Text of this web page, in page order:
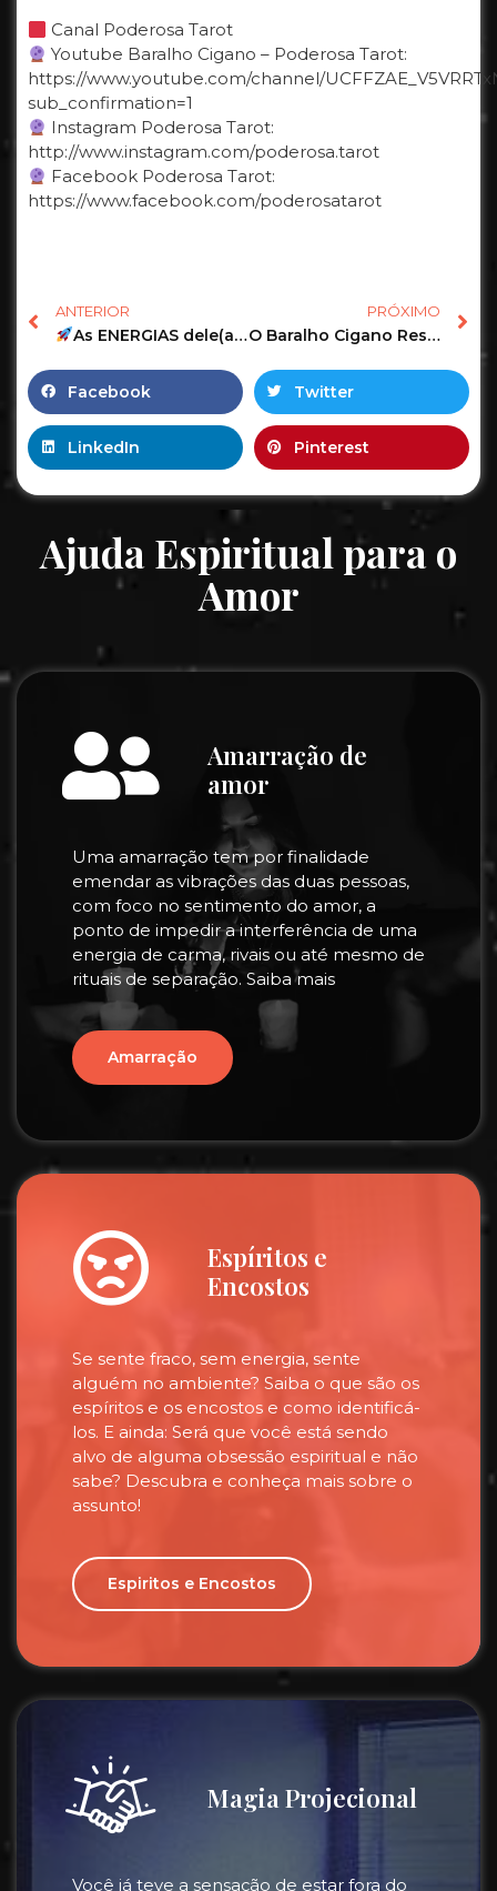
Canal Poderosa Tarot
Youtube Baralho Cigano – Poderosa Tarot:
https://www.youtube.com/channel/
sub_confirmation=1
Instagram Poderosa Tarot:
http://www.instagram.com/poderosa.tarot
Facebook Poderosa Tarot:
https://www.facebook.com/poderosatarot
ANTERIOR
As ENERGIAS dele(a) estão ABERTAS para você?
PRÓXIMO
O Baralho Cigano Responde o Tarot Revela as Previsões de junho! #tarot #tarotonline #tarotresponde
Facebook Twitter
LinkedIn Pinterest
Ajuda Espiritual para o
Amor
Amarração de
amor
Uma amarração tem por finalidade
emendar as vibrações das duas pessoas,
com foco no sentimento do amor, a
ponto de impedir a interferência de uma
energia de carma, rivais ou até mesmo de
rituais de separação. Saiba mais
Amarração
Espíritos e
Encostos
Se sente fraco, sem energia, sente
alguém no ambiente? Saiba o que são os
espíritos e os encostos e como identificá-
los. E ainda: Será que você está sendo
alvo de alguma obsessão espiritual e não
sabe? Descubra e conheça mais sobre o
assunto!
Espiritos e Encostos
Magia Projecional
Você já teve a sensação de estar fora do